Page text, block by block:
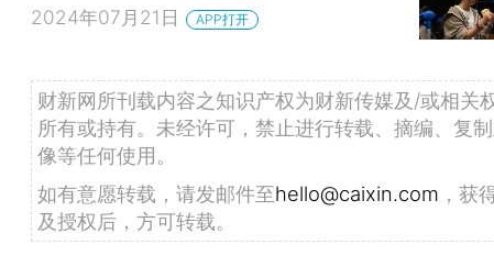
2024年07月21日 APP打开
财新网所刊载内容之知识产权为财新传媒及/或相关
所有或持有。未经许可，禁止进行转载、摘编、复
像等任何使用。
如有意愿转载，请发邮件至hello@caixin.com ，获
及授权后，方可转载。